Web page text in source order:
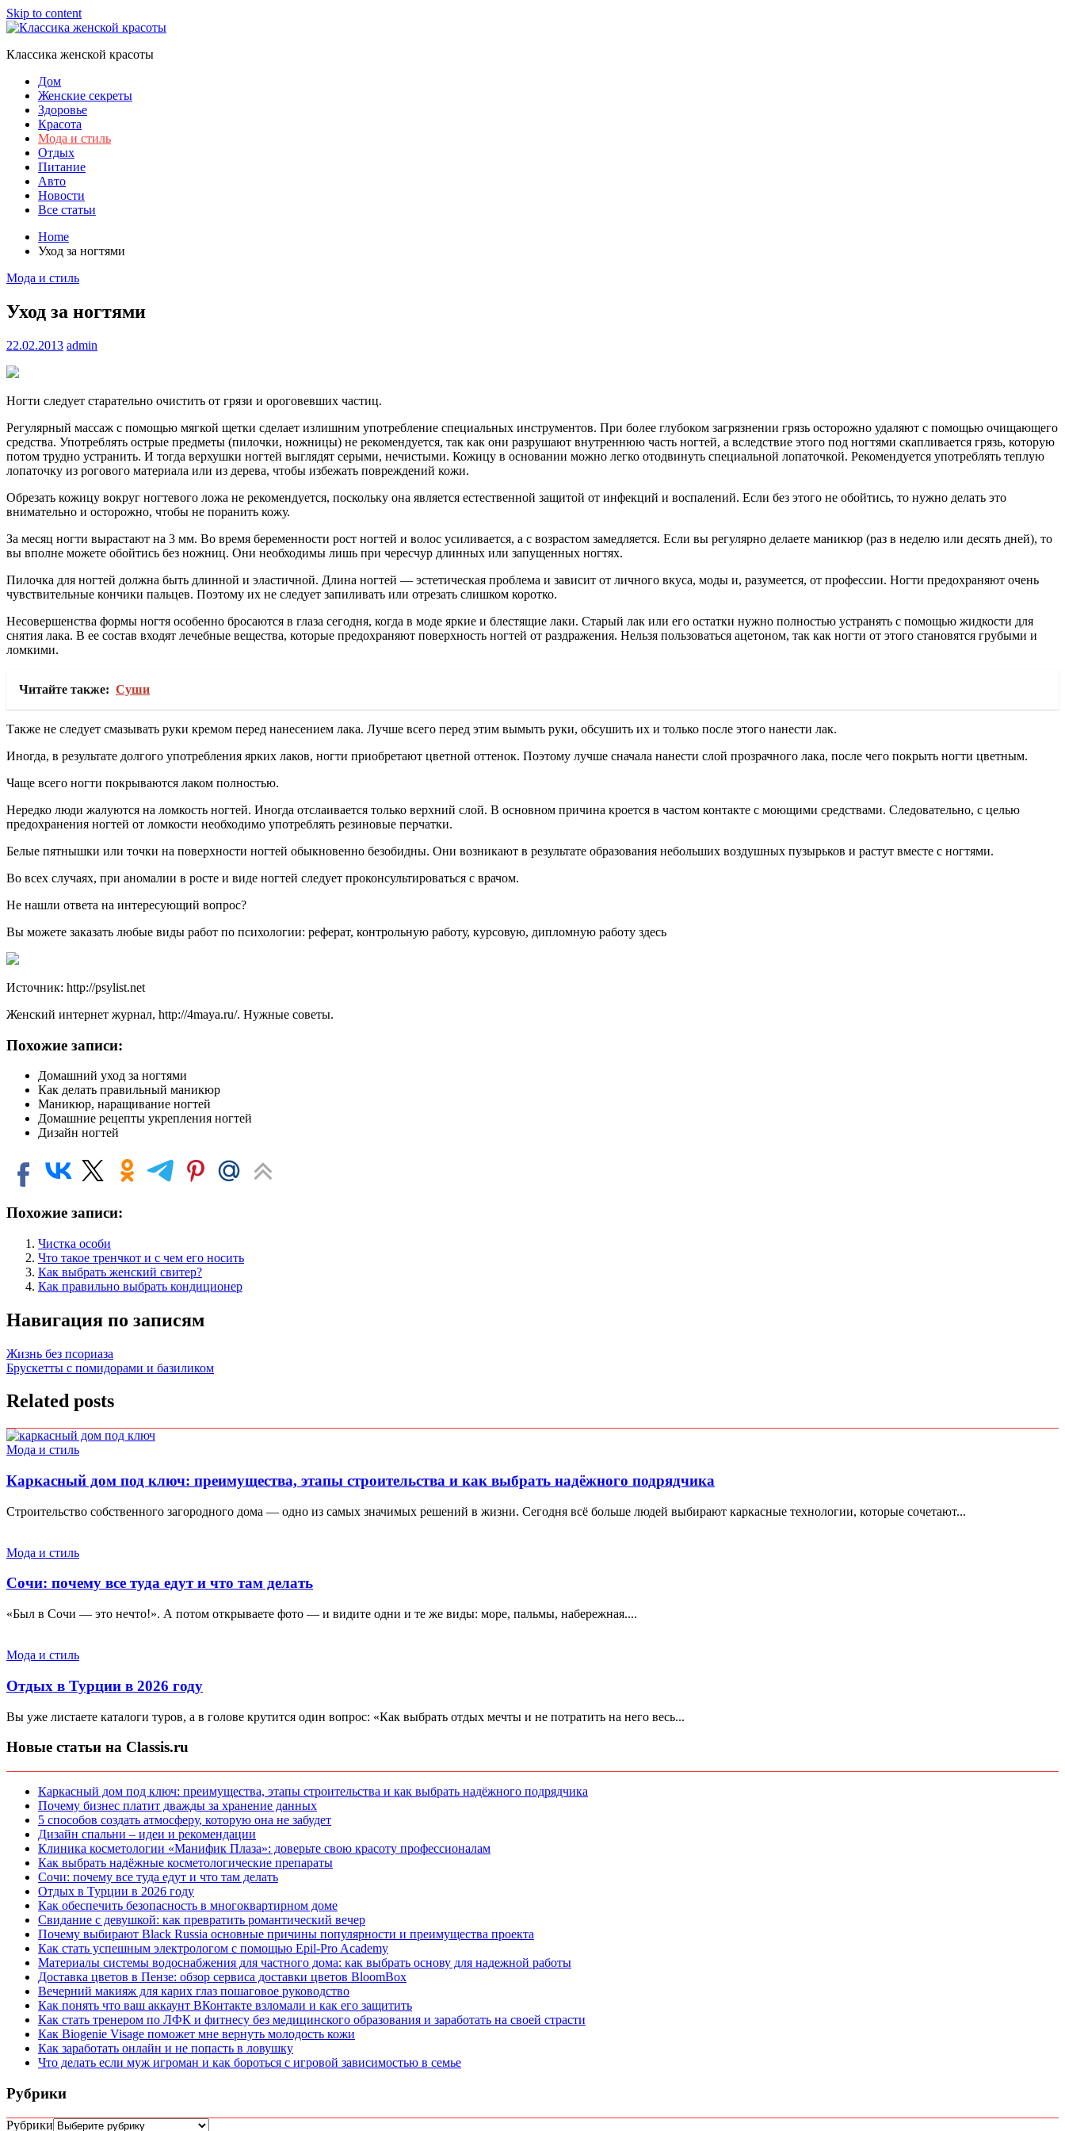
Skip to content
Классика женской красоты
Дом
Женские секреты
Здоровье
Красота
Мода и стиль
Отдых
Питание
Авто
Новости
Все статьи
Home
Уход за ногтями
Мода и стиль
Уход за ногтями
22.02.2013 admin
Ногти следует старательно очистить от грязи и ороговевших частиц.
Регулярный массаж с помощью мягкой щетки сделает излишним употребление специальных инструментов. При более глубоком загрязнении грязь осторожно удаляют с помощью очищающего
средства. Употреблять острые предметы (пилочки, ножницы) не рекомендуется, так как они разрушают внутреннюю часть ногтей, а вследствие этого под ногтями скапливается грязь, которую
потом трудно устранить. И тогда верхушки ногтей выглядят серыми, нечистыми. Кожицу в основании можно легко отодвинуть специальной лопаточкой. Рекомендуется употреблять теплую
лопаточку из рогового материала или из дерева, чтобы избежать повреждений кожи.
Обрезать кожицу вокруг ногтевого ложа не рекомендуется, поскольку она является естественной защитой от инфекций и воспалений. Если без этого не обойтись, то нужно делать это
внимательно и осторожно, чтобы не поранить кожу.
За месяц ногти вырастают на 3 мм. Во время беременности рост ногтей и волос усиливается, а с возрастом замедляется. Если вы регулярно делаете маникюр (раз в неделю или десять дней), то
вы вполне можете обойтись без ножниц. Они необходимы лишь при чересчур длинных или запущенных ногтях.
Пилочка для ногтей должна быть длинной и эластичной. Длина ногтей — эстетическая проблема и зависит от личного вкуса, моды и, разумеется, от профессии. Ногти предохраняют очень
чувствительные кончики пальцев. Поэтому их не следует запиливать или отрезать слишком коротко.
Несовершенства формы ногтя особенно бросаются в глаза сегодня, когда в моде яркие и блестящие лаки. Старый лак или его остатки нужно полностью устранять с помощью жидкости для
снятия лака. В ее состав входят лечебные вещества, которые предохраняют поверхность ногтей от раздражения. Нельзя пользоваться ацетоном, так как ногти от этого становятся грубыми и
ломкими.
Читайте также: Суши
Также не следует смазывать руки кремом перед нанесением лака. Лучше всего перед этим вымыть руки, обсушить их и только после этого нанести лак.
Иногда, в результате долгого употребления ярких лаков, ногти приобретают цветной оттенок. Поэтому лучше сначала нанести слой прозрачного лака, после чего покрыть ногти цветным.
Чаще всего ногти покрываются лаком полностью.
Нередко люди жалуются на ломкость ногтей. Иногда отслаивается только верхний слой. В основном причина кроется в частом контакте с моющими средствами. Следовательно, с целью
предохранения ногтей от ломкости необходимо употреблять резиновые перчатки.
Белые пятнышки или точки на поверхности ногтей обыкновенно безобидны. Они возникают в результате образования небольших воздушных пузырьков и растут вместе с ногтями.
Во всех случаях, при аномалии в росте и виде ногтей следует проконсультироваться с врачом.
Не нашли ответа на интересующий вопрос?
Вы можете заказать любые виды работ по психологии: реферат, контрольную работу, курсовую, дипломную работу здесь
Источник: http://psylist.net
Женский интернет журнал, http://4maya.ru/. Нужные советы.
Похожие записи:
Домашний уход за ногтями
Как делать правильный маникюр
Маникюр, наращивание ногтей
Домашние рецепты укрепления ногтей
Дизайн ногтей
Похожие записи:
Чистка особи
Что такое тренчкот и с чем его носить
Как выбрать женский свитер?
Как правильно выбрать кондиционер
Навигация по записям
Жизнь без псориаза
Брускетты с помидорами и базиликом
Related posts
Мода и стиль
Каркасный дом под ключ: преимущества, этапы строительства и как выбрать надёжного подрядчика
Строительство собственного загородного дома — одно из самых значимых решений в жизни. Сегодня всё больше людей выбирают каркасные технологии, которые сочетают...
Мода и стиль
Сочи: почему все туда едут и что там делать
«Был в Сочи — это нечто!». А потом открываете фото — и видите одни и те же виды: море, пальмы, набережная....
Мода и стиль
Отдых в Турции в 2026 году
Вы уже листаете каталоги туров, а в голове крутится один вопрос: «Как выбрать отдых мечты и не потратить на него весь...
Новые статьи на Classis.ru
Каркасный дом под ключ: преимущества, этапы строительства и как выбрать надёжного подрядчика
Почему бизнес платит дважды за хранение данных
5 способов создать атмосферу, которую она не забудет
Дизайн спальни – идеи и рекомендации
Клиника косметологии «Манифик Плаза»: доверьте свою красоту профессионалам
Как выбрать надёжные косметологические препараты
Сочи: почему все туда едут и что там делать
Отдых в Турции в 2026 году
Как обеспечить безопасность в многоквартирном доме
Свидание с девушкой: как превратить романтический вечер
Почему выбирают Black Russia основные причины популярности и преимущества проекта
Как стать успешным электрологом с помощью Epil-Pro Academy
Материалы системы водоснабжения для частного дома: как выбрать основу для надежной работы
Доставка цветов в Пензе: обзор сервиса доставки цветов BloomBox
Вечерний макияж для карих глаз пошаговое руководство
Как понять что ваш аккаунт ВКонтакте взломали и как его защитить
Как стать тренером по ЛФК и фитнесу без медицинского образования и заработать на своей страсти
Как Biogenie Visage поможет мне вернуть молодость кожи
Как заработать онлайн и не попасть в ловушку
Что делать если муж игроман и как бороться с игровой зависимостью в семье
Рубрики
Рубрики